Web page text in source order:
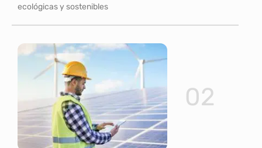
ecológicas y sostenibles
02